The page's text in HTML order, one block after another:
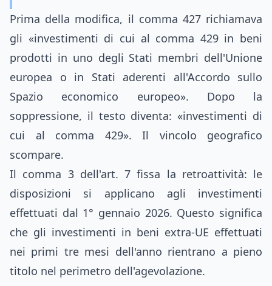
Prima della modifica, il comma 427 richiamava
gli «investimenti di cui al comma 429 in beni
prodotti in uno degli Stati membri dell'Unione
europea o in Stati aderenti all'Accordo sullo
Spazio economico europeo». Dopo la
soppressione, il testo diventa: «investimenti di
cui al comma 429». Il vincolo geografico
scompare.
Il comma 3 dell'art. 7 fissa la retroattività: le
disposizioni si applicano agli investimenti
effettuati dal 1° gennaio 2026. Questo significa
che gli investimenti in beni extra-UE effettuati
nei primi tre mesi dell'anno rientrano a pieno
titolo nel perimetro dell'agevolazione.